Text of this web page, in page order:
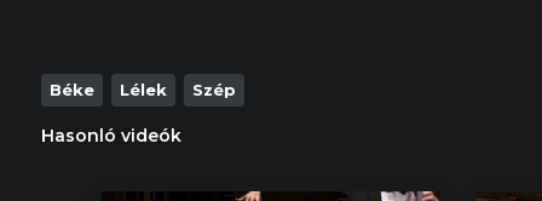
Béke Lélek Szép
Hasonló videók